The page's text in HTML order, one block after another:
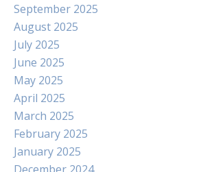
September 2025
August 2025
July 2025
June 2025
May 2025
April 2025
March 2025
February 2025
January 2025